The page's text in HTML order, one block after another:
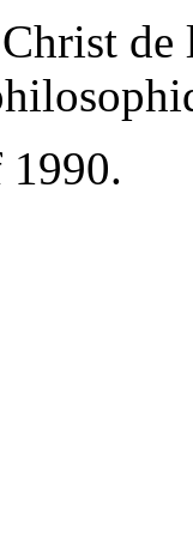
de
1990.